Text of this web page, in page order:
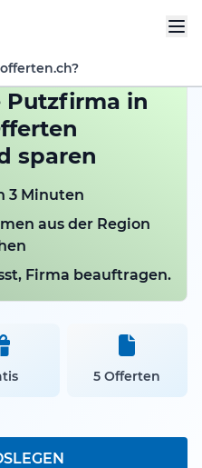
Putzfirma in
sparen
3 Minuten
aus der Region
Firma beauftragen.
5 Offerten